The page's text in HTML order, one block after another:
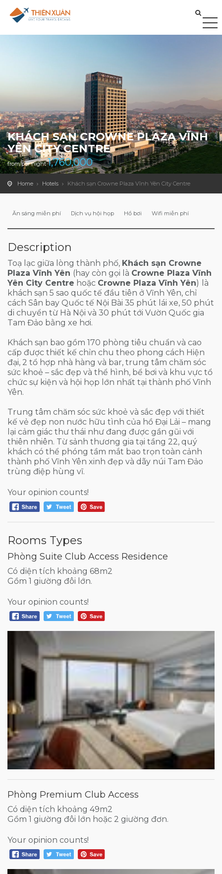
KHÁCH SẠN CROWNE PLAZA VĨNH
YÊN CITY CENTRE
from/per night1,760,000
Home Hotels Khách sạn Crowne Plaza Vĩnh Yên City Centre
Ăn sáng miễn phí Dịch vụ hội họp Hồ bơi Wifi miễn phí
Description
Toạ lạc giữa lòng thành phố, Khách sạn Crowne
Plaza Vĩnh Yên (hay còn gọi là Crowne Plaza Vĩnh
Yên City Centre hoặc Crowne Plaza Vĩnh Yên)
là
khách sạn 5 sao quốc tế đầu tiên ở Vĩnh Yên, chỉ
cách Sân bay Quốc tế Nội Bài 35 phút lái xe, 50 phút
di chuyển từ Hà Nội và 30 phút tới Vườn Quốc gia
Tam Đảo bằng xe hơi.
Khách sạn bao gồm 170 phòng tiêu chuẩn và cao
cấp được thiết kế chỉn chu theo phong cách Hiện
đại, 2 tổ hợp nhà hàng và bar, trung tâm chăm sóc
sức khoẻ – sắc đẹp và thể hình, bể bơi và khu vực tổ
chức sự kiện và hội họp lớn nhất tại thành phố Vĩnh
Yên.
Trung tâm chăm sóc sức khoẻ và sắc đẹp với thiết
kế vẻ đẹp non nước hữu tình của hồ Đại Lải – mang
lại cảm giác thư thái như đang được gần gũi với
thiên nhiên. Từ sảnh thương gia tại tầng 22, quý
khách có thể phóng tầm mắt bao trọn toàn cảnh
thành phố Vĩnh Yên xinh đẹp và dãy núi Tam Đảo
trùng điệp hùng vĩ.
Your opinion counts!
Rooms Types
Phòng Suite Club Access Residence
Có diện tích khoảng 68m2
Gồm 1 giường đôi lớn.
Your opinion counts!
Phòng Premium Club Access
Có diện tích khoảng 49m2
Gồm 1 giường đôi lớn hoặc 2 giường đơn.
Your opinion counts!